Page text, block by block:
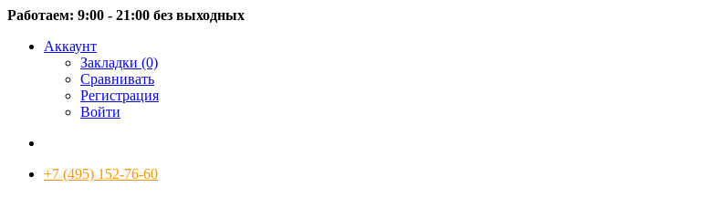
Работаем: 9:00 - 21:00 без выходных
Аккаунт
Закладки (0)
Сравнивать
Регистрация
Войти
+7 (495) 152-76-60